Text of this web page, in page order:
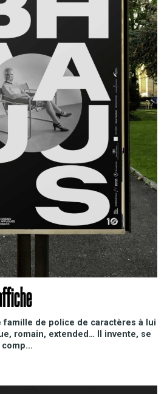
famille de police de caractères à lui
romain, extended… Il invente, se